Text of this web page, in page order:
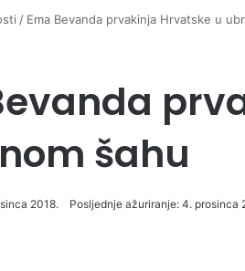
/ Ema Bevanda prvakinja Hrvatske u
šahu
2018. Posljednje ažuriranje: 4. prosinca